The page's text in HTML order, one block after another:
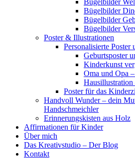
Bügelbilder
Bügelbilder
Bügelbilder
Bügelbilder
Poster & Illustrationen
Personalisierte Poster
Geburtsposter
Kinderkunst
Oma und Opa
Poster für das
Handvoll Wunder – dein
Handschmeichler
Erinnerungskisten aus Holz
Affirmationen für Kinder
Über mich
Das Kreativstudio – Der Blog
Kontakt